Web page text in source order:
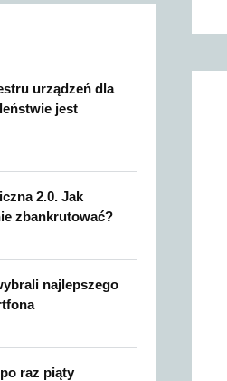
urządzeń dla
jest
2.0. Jak
zbankrutować?
najlepszego
raz piąty